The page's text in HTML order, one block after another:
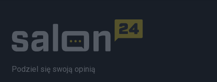
Podziel się swoją opinią